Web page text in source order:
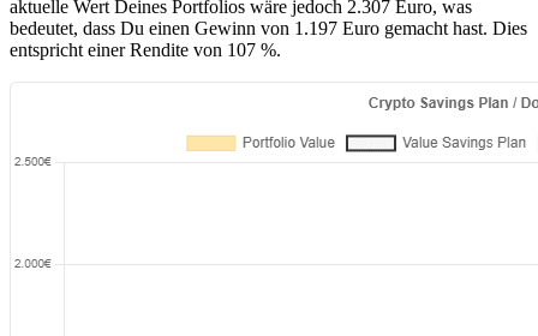
aktuelle Wert Deines Portfolios wäre jedoch 2.307 Euro, was
bedeutet, dass Du einen Gewinn von 1.197 Euro gemacht hast. Dies
entspricht einer Rendite von 107 %.